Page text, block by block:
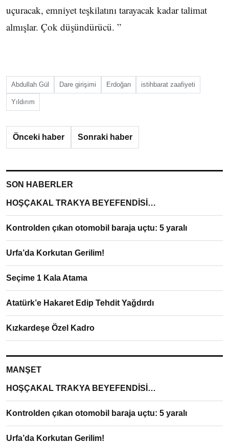
uçuracak, emniyet teşkilatını tarayacak kadar talimat
almışlar. Çok düşündürücü. ”
Abdullah Gül Dare girişimi Erdoğan istihbarat zaafiyeti
Yıldırım
Önceki haber Sonraki haber
SON HABERLER
HOŞÇAKAL TRAKYA BEYEFENDİSİ…
Kontrolden çıkan otomobil baraja uçtu: 5 yaralı
Urfa’da Korkutan Gerilim!
Seçime 1 Kala Atama
Atatürk’e Hakaret Edip Tehdit Yağdırdı
Kızkardeşe Özel Kadro
MANŞET
HOŞÇAKAL TRAKYA BEYEFENDİSİ…
Kontrolden çıkan otomobil baraja uçtu: 5 yaralı
Urfa’da Korkutan Gerilim!